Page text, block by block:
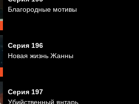
Благородные мотивы
Серия 196
Новая жизнь Жанны
Серия 197
Убийственный янтарь